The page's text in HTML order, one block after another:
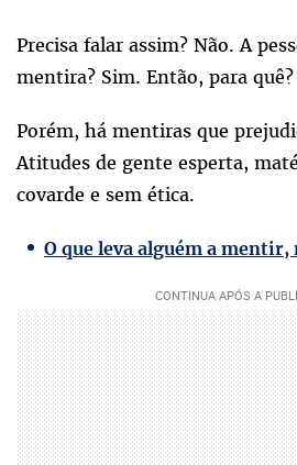
Precisa falar assim? Não. A
mentira? Sim. Então, para quê?
Porém, há mentiras que
Atitudes de gente esperta,
covarde e sem ética.
O que leva alguém a